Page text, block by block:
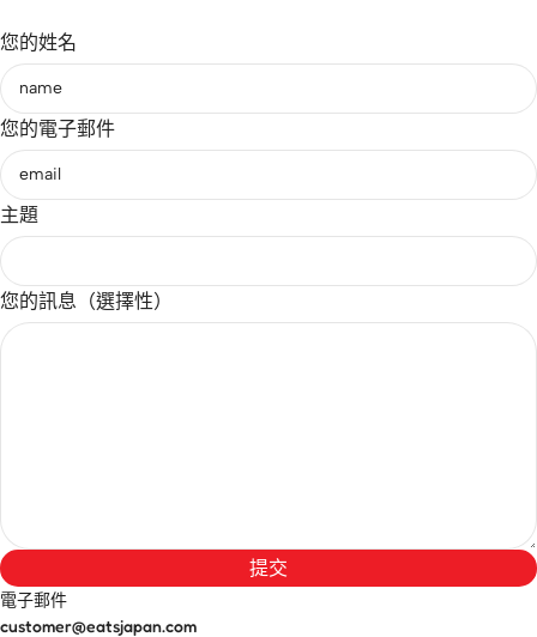
您的姓名
您的電子郵件
主題
您的訊息（選擇性）
提交
電子郵件
customer@eatsjapan.com